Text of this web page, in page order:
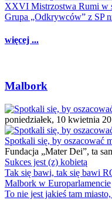
XXVI Mistrzostwa Rumi w
Grupa „Odkrywców” z SP
więcej ...
Malbork
poniedziałek, 10 kwietnia
Spotkali się, by oszacować
Fundacja „Mater Dei”, ta
Sukces jest (z) kobietą
Tak się bawi, tak się bawi
Malbork w Europarlamencie
To nie jest jakieś tam